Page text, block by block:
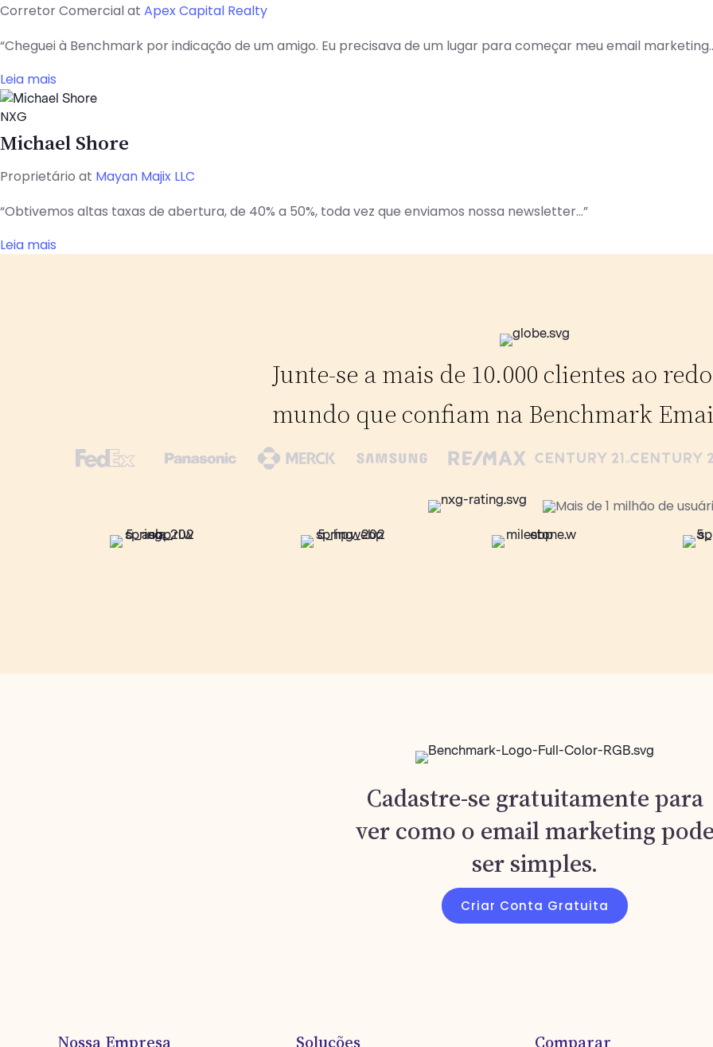
Corretor Comercial at Apex Capital Realty
“Cheguei à Benchmark por indicação de um amigo. Eu precisava de um lugar para começar meu email
Leia mais
NXG
Michael Shore
Proprietário at Mayan Majix LLC
“Obtivemos altas taxas de abertura, de 40% a 50%, toda vez que enviamos nossa newsletter...”
Leia mais
Junte-se a mais de 10.000 clientes ao
mundo que confiam na Benchmark
Mais de 1 milhão de
Cadastre-se gratuitamente para
ver como o email marketing
ser simples.
Criar Conta Gratuita
Nossa Empresa Soluções Comparar